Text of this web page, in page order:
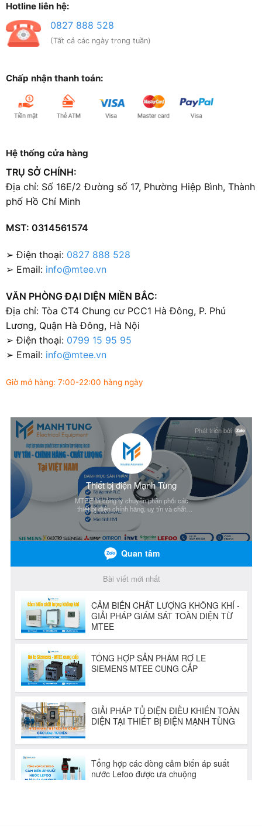
Hotline liên hệ:
0827 888 528
(Tất cả các ngày trong tuần)
Chấp nhận thanh toán:
Hệ thống cửa hàng
TRỤ SỞ CHÍNH:
Địa chỉ: Số 16E/2 Đường số 17, Phường Hiệp Bình, Thành
phố Hồ Chí Minh
MST: 0314561574
➢ Điện thoại: 0827 888 528
➢ Email: info@mtee.vn
VĂN PHÒNG ĐẠI DIỆN MIỀN BẮC:
Địa chỉ: Tòa CT4 Chung cư PCC1 Hà Đông, P. Phú
Lương, Quận Hà Đông, Hà Nội
➢ Điện thoại: 0799 15 95 95
➢ Email: info@mtee.vn
Giờ mở hàng: 7:00-22:00 hàng ngày